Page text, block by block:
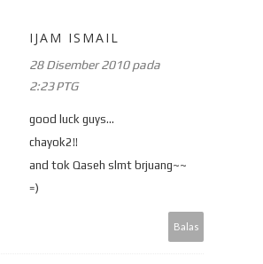
IJAM ISMAIL
28 Disember 2010 pada
2:23 PTG
good luck guys...
chayok2!!
and tok Qaseh slmt brjuang~~
=)
Balas